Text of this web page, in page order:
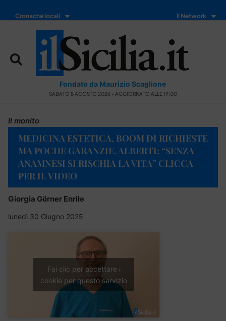
Cronache locali Il Network
Fondato da Maurizio Scaglione
SABATO 8 AGOSTO 2026 - AGGIORNATO ALLE 19:00
Il monito
MEDICINA ESTETICA, BOOM DI RICHIESTE
MA POCHE GARANZIE. ALBERTI: “SENZA
ANAMNESI SI RISCHIA LA VITA” CLICCA
PER IL VIDEO
Giorgia Görner Enrile
lunedì 30 Giugno 2025
Fai clic per accettare i
cookie per questo servizio